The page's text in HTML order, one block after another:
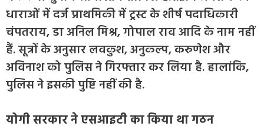
धाराओं में दर्ज प्राथमिकी में ट्रस्ट के शीर्ष पदाधिकारी
चंपतराय, डा अनिल मिश्र, गोपाल राव आदि के नाम नहीं
हैं. सूत्रों के अनुसार लवकुश, अनुकल्प, करुणेश और
अविनाश को पुलिस ने गिरफ्तार कर लिया है. हालांकि,
पुलिस ने इसकी पुष्टि नहीं की है.
योगी सरकार ने एसआइटी का किया था गठन